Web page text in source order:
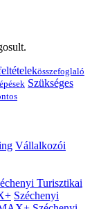
összefoglaló
Szükséges
Vállalkozói
Turisztikai
Széchenyi